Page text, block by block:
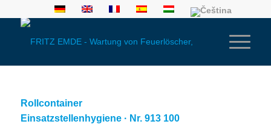
Rollcontainer
Einsatzstellenhygiene · Nr. 913 100